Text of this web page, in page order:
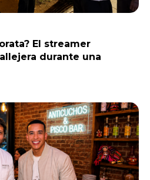
El streamer
durante una